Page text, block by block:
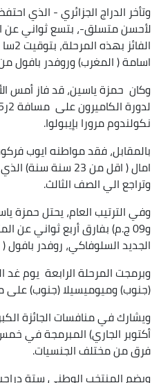
وتأخر الدراج الجزائري - الذي
لأحسن متسلق-، بتسع ثواني عن
اسامة ( المغرب) وروفدر بافول من
وكان حمزة ياسين، قد فاز أمس
نكولندوم مرورا بإيبولوا.
بالمقابل، فقد مواطنه ايوب
امال ( اقل من 23 سنة
وتراجع الي الصف الثالث.
و09 ج.م) بفارق أربع ثواني عن
الجديد السلوفاكي، روفدر بافول ( 8سا 43د و 05 ج.م).
وبرمجت المرحلة الرابعة يوم غد
(جنوب) وميوميسيلا (جنوب) على مسافة
فرق من مختلف الجنسيات.
ويضم المنتخب الوطني ستة